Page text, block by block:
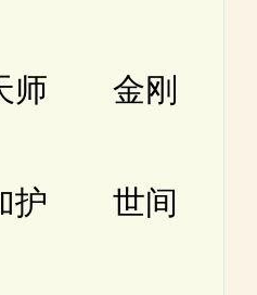
师 金刚
护 世间